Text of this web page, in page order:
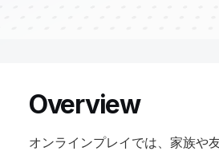
Overview
オンラインプレイでは、家族や